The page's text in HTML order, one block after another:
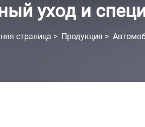
уход и
страница > Продукция >